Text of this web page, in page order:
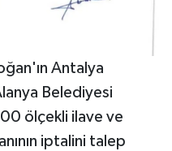
Antalya
Belediyesi
ölçekli ilave ve
iptalini talep